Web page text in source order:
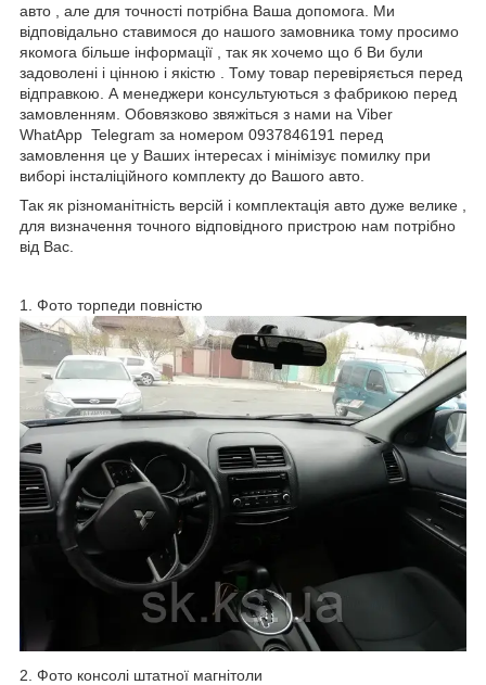
авто , але для точності потрібна Ваша допомога. Ми
відповідально ставимося до нашого замовника тому просимо
якомога більше інформації , так як хочемо що б Ви були
задоволені і цінною і якістю . Тому товар перевіряється перед
відправкою. А менеджери консультуються з фабрикою перед
замовленням. Обовязково звяжіться з нами на Viber
WhatApp Telegram за номером 0937846191 перед
замовлення це у Ваших інтересах і мінімізує помилку при
виборі інсталіційного комплекту до Вашого авто.
Так як різноманітність версій і комплектація авто дуже велике ,
для визначення точного відповідного пристрою нам потрібно
від Вас.
1. Фото торпеди повністю
2. Фото консолі штатної магнітоли